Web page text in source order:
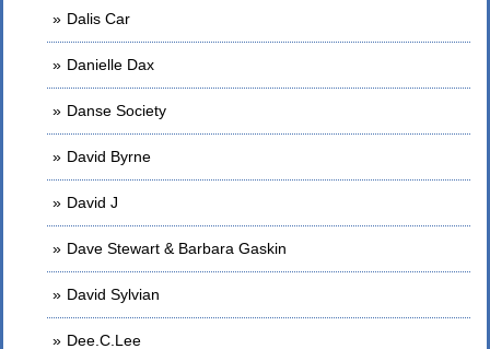
Dalis Car
Danielle Dax
Danse Society
David Byrne
David J
Dave Stewart & Barbara Gaskin
David Sylvian
Dee.C.Lee